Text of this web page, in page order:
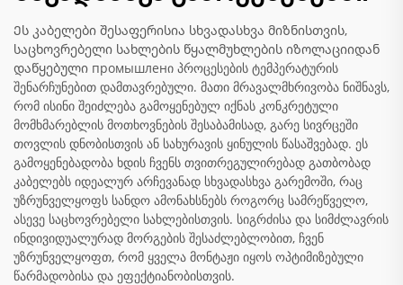
Ეს კაბელები შესაფერისია სხვადასხვა მიზნისთვის,
საცხოვრებელი სახლების წყალმუხლების იზოლაციიდან
დაწყებული промышленი პროცესების ტემპერატურის
შენარჩუნებით დამთავრებული. მათი მრავალმხრივობა ნიშნავს,
რომ ისინი შეიძლება გამოყენებულ იქნას კონკრეტული
მომხმარებლის მოთხოვნების შესაბამისად, გარე სივრცეში
თოვლის დნობისთვის ან სახურავის ყინულის წასაშვებად. ეს
გამოყენებადობა ხდის ჩვენს თვითრეგულირებად გათბობად
კაბელებს იდეალურ არჩევანად სხვადასხვა გარემოში, რაც
უზრუნველყოფს სანდო ამონახსნებს როგორც სამრეწველო,
ასევე საცხოვრებელი სახლებისთვის. სიგრძისა და სიმძლავრის
ინდივიდუალურად მორგების შესაძლებლობით, ჩვენ
უზრუნველყოფთ, რომ ყველა მონტაჟი იყოს ოპტიმიზებული
წარმადობისა და ეფექტიანობისთვის.